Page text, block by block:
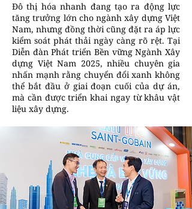
Đô thị hóa nhanh đang tạo ra động lực
tăng trưởng lớn cho ngành xây dựng Việt
Nam, nhưng đồng thời cũng đặt ra áp lực
kiểm soát phát thải ngày càng rõ rệt. Tại
Diễn đàn Phát triển Bền vững Ngành Xây
dựng Việt Nam 2025, nhiều chuyên gia
nhấn mạnh rằng chuyển đổi xanh không
thể bắt đầu ở giai đoạn cuối của dự án,
mà cần được triển khai ngay từ khâu vật
liệu xây dựng.